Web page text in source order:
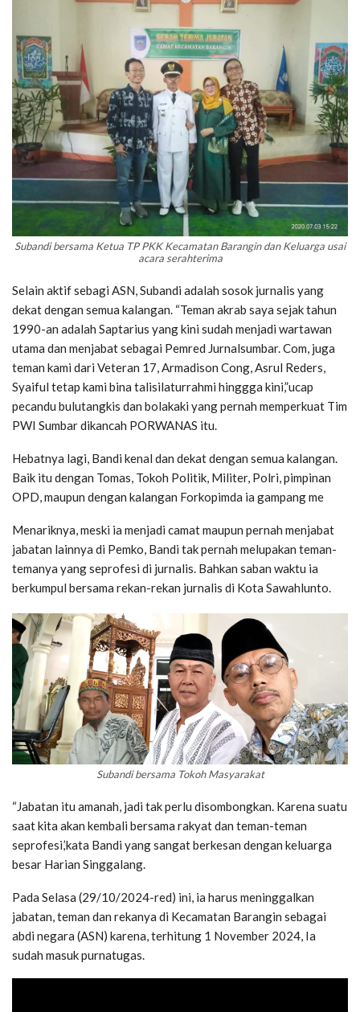
Subandi bersama Ketua TP PKK Kecamatan Barangin dan Keluarga usai
acara serahterima
Selain aktif sebagi ASN, Subandi adalah sosok jurnalis yang
dekat dengan semua kalangan. “Teman akrab saya sejak tahun
1990-an adalah Saptarius yang kini sudah menjadi wartawan
utama dan menjabat sebagai Pemred Jurnalsumbar. Com, juga
teman kami dari Veteran 17, Armadison Cong, Asrul Reders,
Syaiful tetap kami bina talisilaturrahmi hinggga kini,”ucap
pecandu bulutangkis dan bolakaki yang pernah memperkuat Tim
PWI Sumbar dikancah PORWANAS itu.
Hebatnya lagi, Bandi kenal dan dekat dengan semua kalangan.
Baik itu dengan Tomas, Tokoh Politik, Militer, Polri, pimpinan
OPD, maupun dengan kalangan Forkopimda ia gampang me
Menariknya, meski ia menjadi camat maupun pernah menjabat
jabatan lainnya di Pemko, Bandi tak pernah melupakan teman-
temanya yang seprofesi di jurnalis. Bahkan saban waktu ia
berkumpul bersama rekan-rekan jurnalis di Kota Sawahlunto.
Subandi bersama Tokoh Masyarakat
“Jabatan itu amanah, jadi tak perlu disombongkan. Karena suatu
saat kita akan kembali bersama rakyat dan teman-teman
seprofesi,’kata Bandi yang sangat berkesan dengan keluarga
besar Harian Singgalang.
Pada Selasa (29/10/2024-red) ini, ia harus meninggalkan
jabatan, teman dan rekanya di Kecamatan Barangin sebagai
abdi negara (ASN) karena, terhitung 1 November 2024, Ia
sudah masuk purnatugas.